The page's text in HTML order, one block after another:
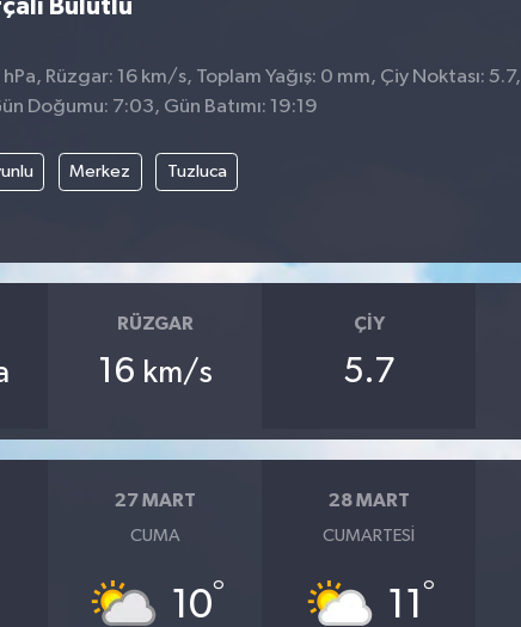
Bulutlu
hPa, Rüzgar: 16 km/s, Toplam Yağış: 0 mm, Çiy Noktası: 5.7,
Doğumu: 7:03, Gün Batımı: 19:19
Merkez Tuzluca
RÜZGAR
16 km/s
ÇIY
5.7
27 MART
CUMA
10°
28 MART
CUMARTESI
11 °